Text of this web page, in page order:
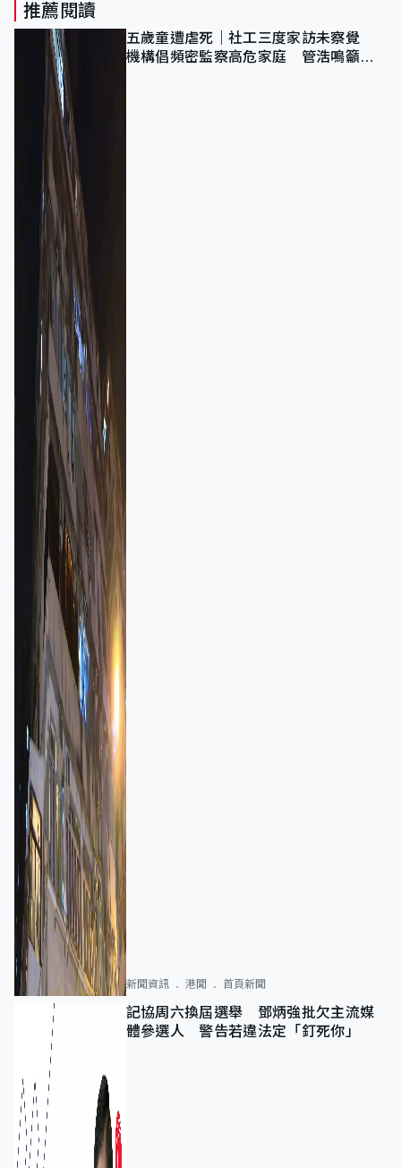
推薦閱讀
五歲童遭虐死｜社工三度家訪未察覺
機構倡頻密監察高危家庭 管浩鳴籲加
新聞資訊 港聞 首頁新聞
記協周六換屆選舉 鄧炳強批欠主流媒
體參選人 警告若違法定「釘死你」